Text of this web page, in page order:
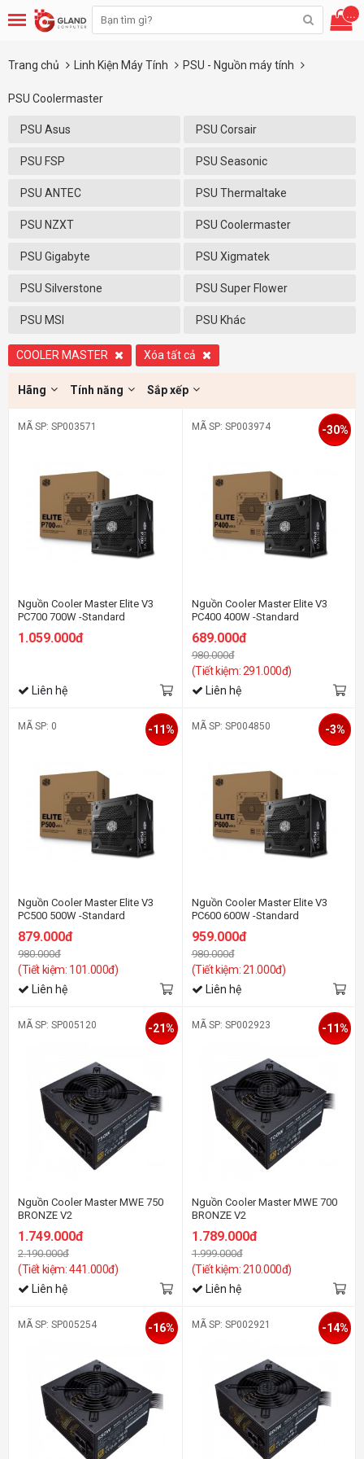
...
Trang chủ Linh Kiện Máy Tính PSU - Nguồn máy tính
PSU Coolermaster
PSU Asus PSU Corsair
PSU FSP PSU Seasonic
PSU ANTEC PSU Thermaltake
PSU NZXT PSU Coolermaster
PSU Gigabyte PSU Xigmatek
PSU Silverstone PSU Super Flower
PSU MSI PSU Khác
COOLER MASTER Xóa tất cả
Hãng Tính năng Sắp xếp
MÃ SP: SP003571
Nguồn Cooler Master Elite V3
PC700 700W -Standard
1.059.000đ
Liên hệ
MÃ SP: SP003974
Nguồn Cooler Master Elite V3
PC400 400W -Standard
689.000đ
980.000đ
(Tiết kiệm: 291.000đ)
-30%
Liên hệ
MÃ SP: 0
Nguồn Cooler Master Elite V3
PC500 500W -Standard
879.000đ
980.000đ
(Tiết kiệm: 101.000đ)
-11%
Liên hệ
MÃ SP: SP004850
Nguồn Cooler Master Elite V3
PC600 600W -Standard
959.000đ
980.000đ
(Tiết kiệm: 21.000đ)
-3%
Liên hệ
MÃ SP: SP005120
Nguồn Cooler Master MWE 750
BRONZE V2
1.749.000đ
2.190.000đ
(Tiết kiệm: 441.000đ)
-21%
Liên hệ
MÃ SP: SP002923
Nguồn Cooler Master MWE 700
BRONZE V2
1.789.000đ
1.999.000đ
(Tiết kiệm: 210.000đ)
-11%
Liên hệ
MÃ SP: SP005254 -16% MÃ SP: SP002921 -14%